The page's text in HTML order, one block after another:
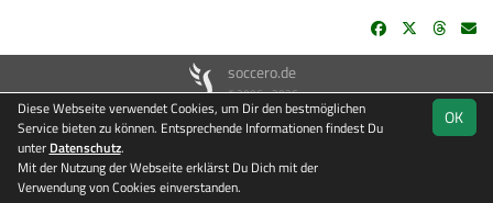
soccero.de
© 2006 - 2026
Besucherstatistik Kontakt Impressum Datenschutz OK
Diese Webseite verwendet Cookies, um Dir den bestmöglichen
Service bieten zu können. Entsprechende Informationen findest Du
unter Datenschutz.
Mit der Nutzung der Webseite erklärst Du Dich mit der
Verwendung von Cookies einverstanden.